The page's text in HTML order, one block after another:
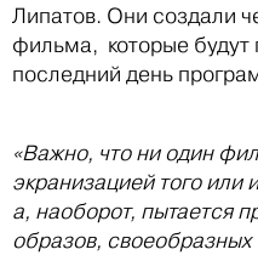
Липатов. Они создали
фильма, которые будут
последний день
«Важно, что ни один
экранизацией того или
а, наоборот, пытается
образов, cвоеобразных